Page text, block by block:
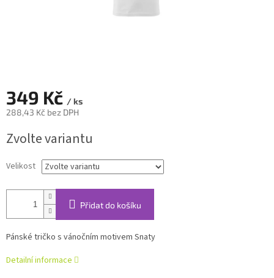
349 Kč / ks
288,43 Kč bez DPH
cena:
Zvolte variantu
Velikost
Přidat do košíku
Pánské tričko s vánočním motivem Snaty
Detailní informace